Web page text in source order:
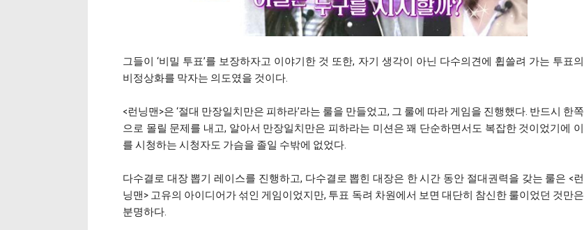
그들이 ‘비밀 투표’를 보장하자고 이야기한 것 또한, 자기 생각이 아닌 다수의견에 휩쓸려 가는 투표의
비정상화를 막자는 의도였을 것이다.
<런닝맨>은 ‘절대 만장일치만은 피하라’라는 룰을 만들었고, 그 룰에 따라 게임을 진행했다. 반드시 한쪽
으로 몰릴 문제를 내고, 알아서 만장일치만은 피하라는 미션은 꽤 단순하면서도 복잡한 것이었기에 이
를 시청하는 시청자도 가슴을 졸일 수밖에 없었다.
다수결로 대장 뽑기 레이스를 진행하고, 다수결로 뽑힌 대장은 한 시간 동안 절대권력을 갖는 룰은 <런
닝맨> 고유의 아이디어가 섞인 게임이었지만, 투표 독려 차원에서 보면 대단히 참신한 룰이었던 것만은
분명하다.